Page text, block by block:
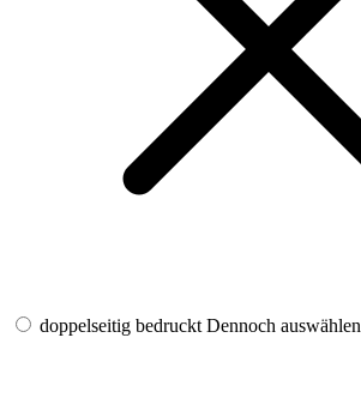
doppelseitig bedruckt Dennoch auswählen